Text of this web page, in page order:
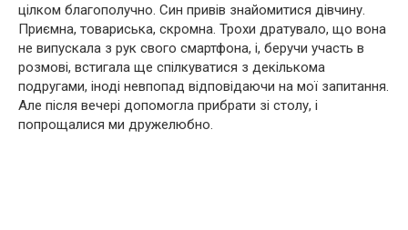
цілком благополучно. Син привів знайомитися дівчину.
Приємна, товариська, скромна. Трохи дратувало, що вона
не випускала з рук свого смартфона, і, беручи участь в
розмові, встигала ще спілкуватися з декількома
подругами, іноді невпопад відповідаючи на мої запитання.
Але після вечері допомогла прибрати зі столу, і
попрощалися ми дружелюбно.